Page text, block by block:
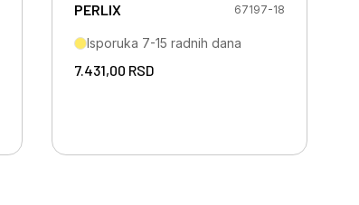
PERLIX 67197-18
Isporuka 7-15 radnih dana
7.431,00 RSD